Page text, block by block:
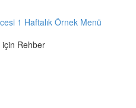
1 Haftalık Örnek Menü
için Rehber